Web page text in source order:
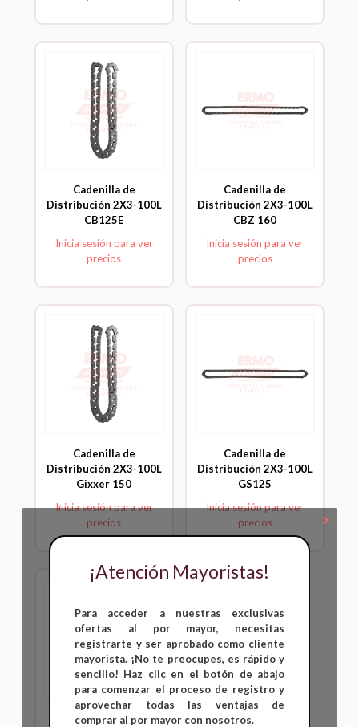
Cadenilla de
Distribución 2X3-100L
CB125E
Inicia sesión para ver
precios
Cadenilla de
Distribución 2X3-100L
CBZ 160
Inicia sesión para ver
precios
Cadenilla de
Distribución 2X3-100L
Gixxer 150
Inicia sesión para ver
precios
Cadenilla de
Distribución 2X3-100L
GS125
Inicia sesión para ver
precios
Cadenilla de
✕
¡Atención Mayoristas!
Para acceder a nuestras exclusivas
ofertas al por mayor, necesitas
registrarte y ser aprobado como cliente
mayorista. ¡No te preocupes, es rápido y
sencillo! Haz clic en el botón de abajo
para comenzar el proceso de registro y
aprovechar todas las ventajas de
comprar al por mayor con nosotros.